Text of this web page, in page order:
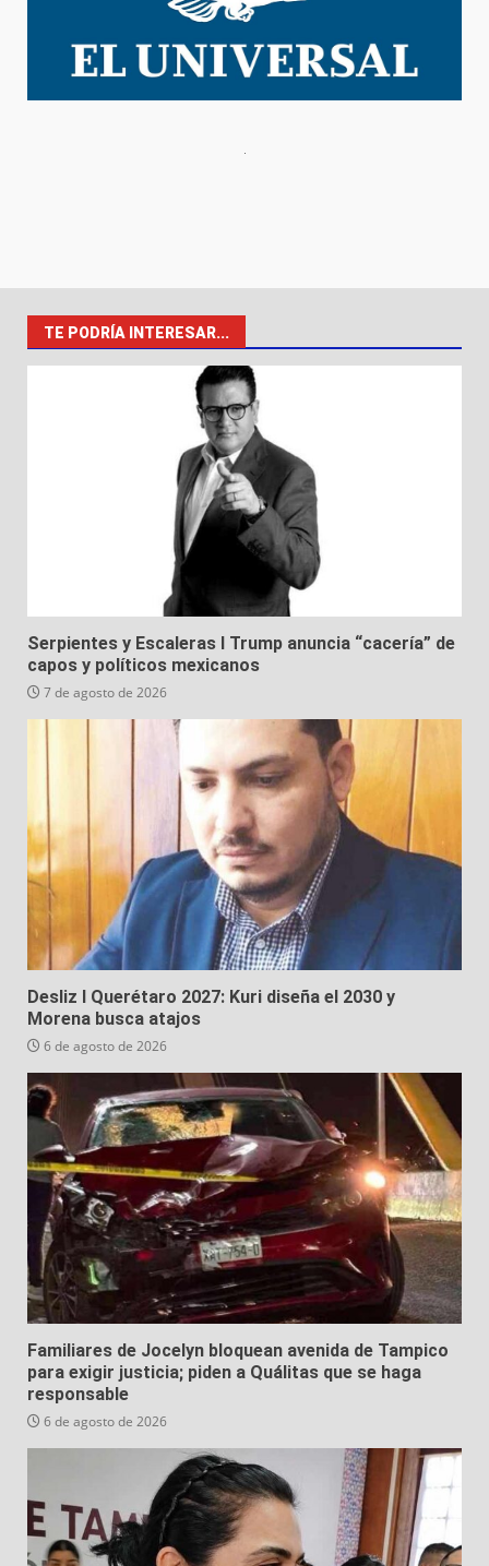
TE PODRÍA INTERESAR...
Serpientes y Escaleras I Trump anuncia “cacería” de
capos y políticos mexicanos
7 de agosto de 2026
Desliz I Querétaro 2027: Kuri diseña el 2030 y
Morena busca atajos
6 de agosto de 2026
Familiares de Jocelyn bloquean avenida de Tampico
para exigir justicia; piden a Quálitas que se haga
responsable
6 de agosto de 2026